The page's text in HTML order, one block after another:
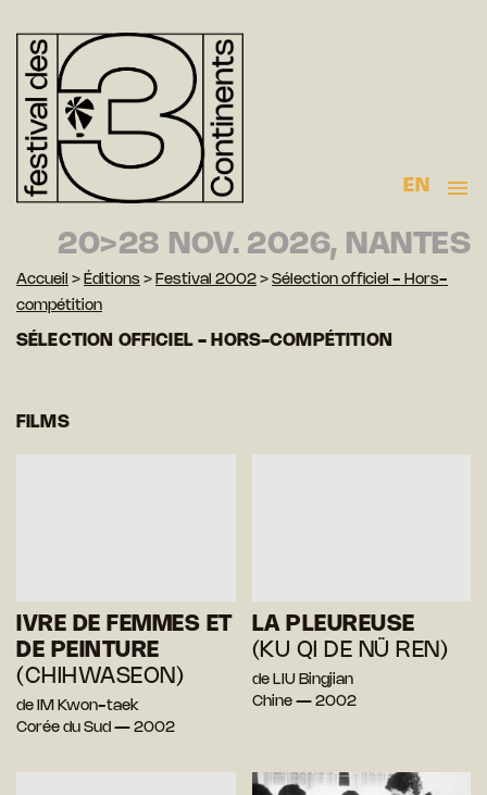
EN
20>28 NOV. 2026, NANTES
Accueil > Éditions > Festival 2002 > Sélection officiel - Hors-
compétition
SÉLECTION OFFICIEL - HORS-COMPÉTITION
FILMS
IVRE DE FEMMES ET
DE PEINTURE
(CHIHWASEON)
de IM Kwon-taek
Corée du Sud — 2002
LA PLEUREUSE
(KU QI DE NÜ REN)
de LIU Bingjian
Chine — 2002